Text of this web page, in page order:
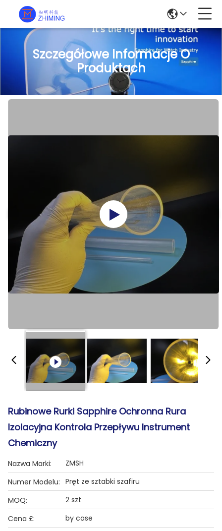
Szczegółowe Informacje O
Produktach
Rubinowe Rurki Sapphire Ochronna Rura
Izolacyjna Kontrola Przepływu Instrument
Chemiczny
Nazwa Marki:
ZMSH
Numer Modelu: Pręt ze sztabki szafiru
MOQ:
2 szt
Cena £:
by case